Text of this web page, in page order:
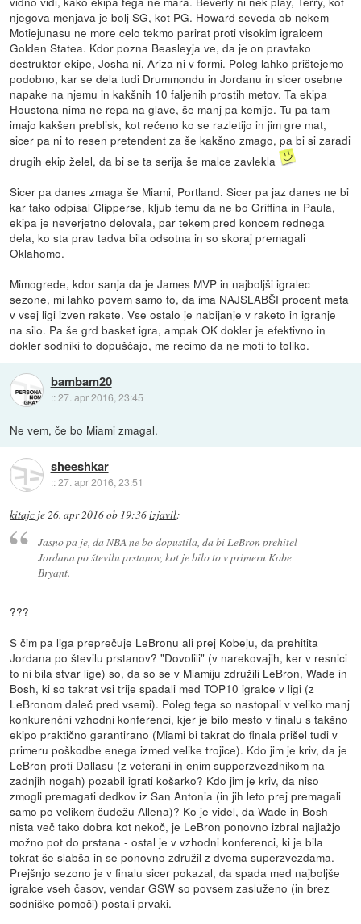
njegova menjava je bolj SG, kot PG. Howard seveda ob nekem
Motiejunasu ne more celo tekmo parirat proti visokim igralcem
Golden Statea. Kdor pozna Beasleyja ve, da je on pravtako
destruktor ekipe, Josha ni, Ariza ni v formi. Poleg lahko prištejemo
podobno, kar se dela tudi Drummondu in Jordanu in sicer osebne
napake na njemu in kakšnih 10 faljenih prostih metov. Ta ekipa
Houstona nima ne repa na glave, še manj pa kemije. Tu pa tam
imajo kakšen preblisk, kot rečeno ko se razletijo in jim gre mat,
sicer pa ni to resen pretendent za še kakšno zmago, pa bi si zaradi
drugih ekip želel, da bi se ta serija še malce zavlekla
Sicer pa danes zmaga še Miami, Portland. Sicer pa jaz danes ne bi
kar tako odpisal Clipperse, kljub temu da ne bo Griffina in Paula,
ekipa je neverjetno delovala, par tekem pred koncem rednega
dela, ko sta prav tadva bila odsotna in so skoraj premagali
Oklahomo.
Mimogrede, kdor sanja da je James MVP in najboljši igralec
sezone, mi lahko povem samo to, da ima NAJSLABŠI procent meta
v vsej ligi izven rakete. Vse ostalo je nabijanje v raketo in igranje
na silo. Pa še grd basket igra, ampak OK dokler je efektivno in
dokler sodniki to dopuščajo, me recimo da ne moti to toliko.
bambam20
::27. apr 2016, 23:45
Ne vem, če bo Miami zmagal.
sheeshkar
::27. apr 2016, 23:51
kitajc je26. apr 2016 ob 19:36izjavil:
Jasno pa je, da NBA ne bo dopustila, da bi LeBron prehitel
Jordana po številu prstanov, kot je bilo to v primeru Kobe
Bryant.
???
S čim pa liga preprečuje LeBronu ali prej Kobeju, da prehitita
Jordana po številu prstanov? "Dovolili" (v narekovajih, ker v resnici
to ni bila stvar lige) so, da so se v Miamiju združili LeBron, Wade in
Bosh, ki so takrat vsi trije spadali med TOP10 igralce v ligi (z
LeBronom daleč pred vsemi). Poleg tega so nastopali v veliko manj
konkurenčni vzhodni konferenci, kjer je bilo mesto v finalu s takšno
ekipo praktično garantirano (Miami bi takrat do finala prišel tudi v
primeru poškodbe enega izmed velike trojice). Kdo jim je kriv, da je
LeBron proti Dallasu (z veterani in enim supperzvezdnikom na
zadnjih nogah) pozabil igrati košarko? Kdo jim je kriv, da niso
zmogli premagati dedkov iz San Antonia (in jih leto prej premagali
samo po velikem čudežu Allena)? Ko je videl, da Wade in Bosh
nista več tako dobra kot nekoč, je LeBron ponovno izbral najlažjo
možno pot do prstana - ostal je v vzhodni konferenci, ki je bila
tokrat še slabša in se ponovno združil z dvema superzvezdama.
Prejšnjo sezono je v finalu sicer pokazal, da spada med najboljše
igralce vseh časov, vendar GSW so povsem zasluženo (in brez
sodniške pomoči) postali prvaki.